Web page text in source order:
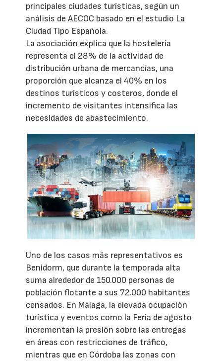
principales ciudades turísticas, según un
análisis de AECOC basado en el estudio La
Ciudad Tipo Española.
La asociación explica que la hostelería
representa el 28% de la actividad de
distribución urbana de mercancías, una
proporción que alcanza el 40% en los
destinos turísticos y costeros, donde el
incremento de visitantes intensifica las
necesidades de abastecimiento.
Uno de los casos más representativos es
Benidorm, que durante la temporada alta
suma alrededor de 150.000 personas de
población flotante a sus 72.000 habitantes
censados. En Málaga, la elevada ocupación
turística y eventos como la Feria de agosto
incrementan la presión sobre las entregas
en áreas con restricciones de tráfico,
mientras que en Córdoba las zonas con